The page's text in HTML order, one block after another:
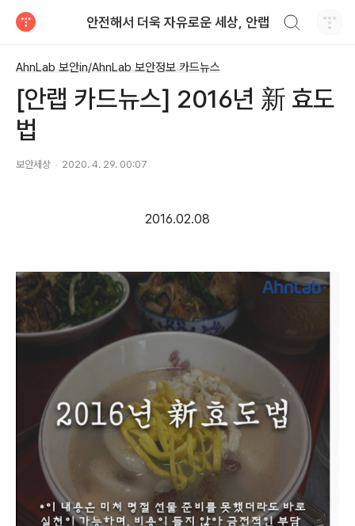
안전해서 더욱 자유로운 세상, 안랩
AhnLab 보안in/AhnLab 보안정보 카드뉴스
[안랩 카드뉴스] 2016년 新 효도
법
보안세상 2020. 4. 29. 00:07
2016.02.08